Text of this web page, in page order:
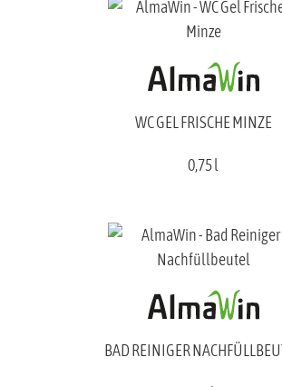
WC GEL FRISCHE MINZE
0,75 l
BAD REINIGER